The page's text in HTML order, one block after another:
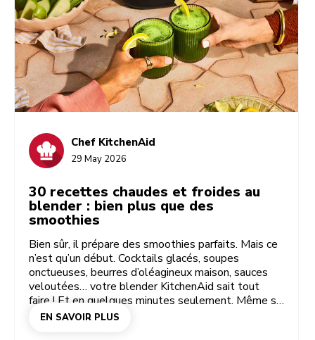
Chef KitchenAid
29 May 2026
30 recettes chaudes et froides au
blender : bien plus que des
smoothies
Bien sûr, il prépare des smoothies parfaits. Mais ce
n’est qu’un début. Cocktails glacés, soupes
onctueuses, beurres d’oléagineux maison, sauces
veloutées… votre blender KitchenAid sait tout
faire ! Et en quelques minutes seulement. Même s’il
fait le gros du travail, vous gardez la main sur la
EN SAVOIR PLUS